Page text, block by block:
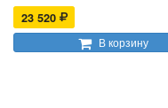
23 520
В корзину